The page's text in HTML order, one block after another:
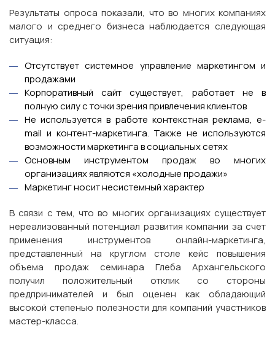
Результаты опроса показали, что во многих компаниях
малого и среднего бизнеса наблюдается следующая
ситуация:
Отсутствует системное управление маркетингом и
продажами
Корпоративный сайт существует, работает не в
полную силу с точки зрения привлечения клиентов
Не используется в работе контекстная реклама, e-
mail и контент-маркетинга. Также не используются
возможности маркетинга в социальных сетях
Основным инструментом продаж во многих
организациях являются «холодные продажи»
Маркетинг носит несистемный характер
В связи с тем, что во многих организациях существует
нереализованный потенциал развития компании за счет
применения инструментов онлайн-маркетинга,
представленный на круглом столе кейс повышения
объема продаж семинара Глеба Архангельского
получил положительный отклик со стороны
предпринимателей и был оценен как обладающий
высокой степенью полезности для компаний участников
мастер-класса.